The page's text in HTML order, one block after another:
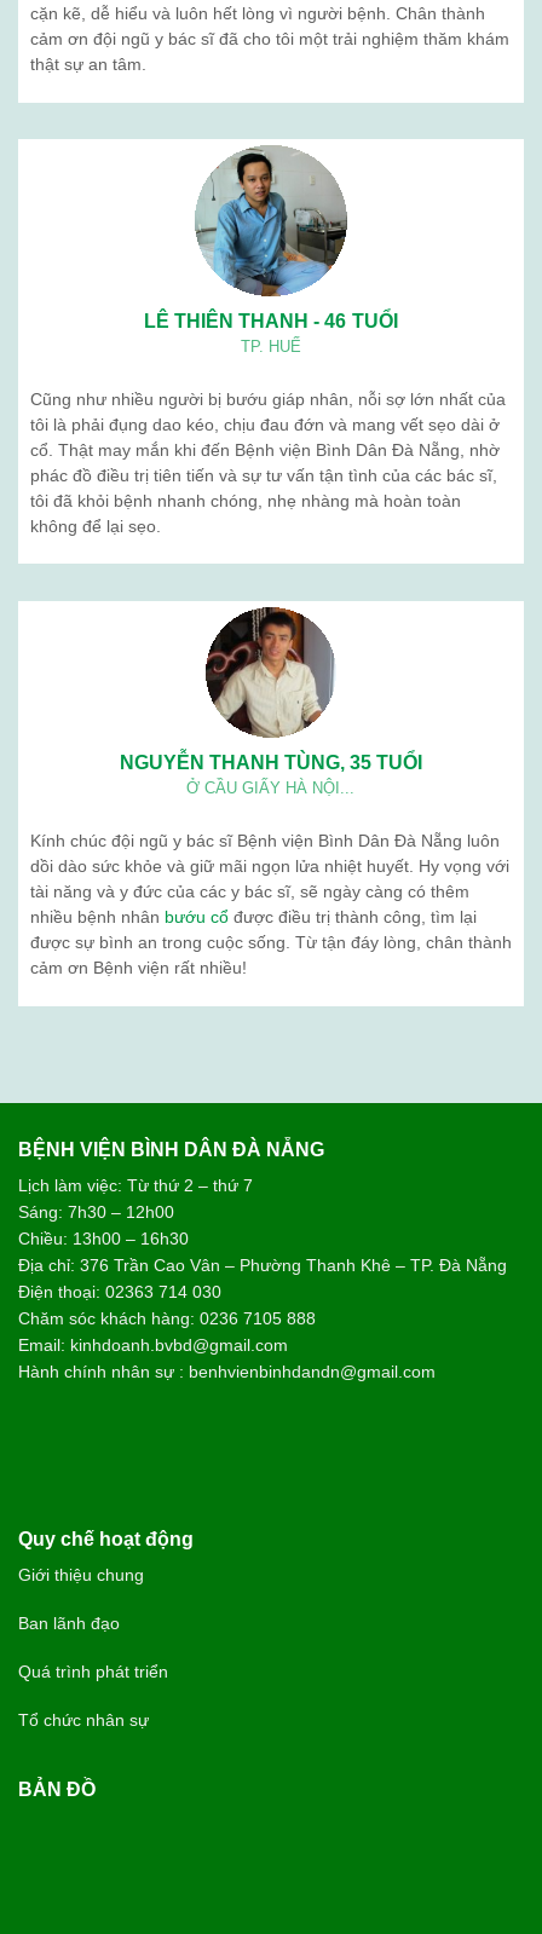
cặn kẽ, dễ hiểu và luôn hết lòng vì người bệnh. Chân thành
cảm ơn đội ngũ y bác sĩ đã cho tôi một trải nghiệm thăm khám
thật sự an tâm.
LÊ THIÊN THANH - 46 TUỔI
TP. HUẾ
Cũng như nhiều người bị bướu giáp nhân, nỗi sợ lớn nhất của
tôi là phải đụng dao kéo, chịu đau đớn và mang vết sẹo dài ở
cổ. Thật may mắn khi đến Bệnh viện Bình Dân Đà Nẵng, nhờ
phác đồ điều trị tiên tiến và sự tư vấn tận tình của các bác sĩ,
tôi đã khỏi bệnh nhanh chóng, nhẹ nhàng mà hoàn toàn
không để lại sẹo.
NGUYỄN THANH TÙNG, 35 TUỔI
Ở CẦU GIẤY HÀ NỘI...
Kính chúc đội ngũ y bác sĩ Bệnh viện Bình Dân Đà Nẵng luôn
dồi dào sức khỏe và giữ mãi ngọn lửa nhiệt huyết. Hy vọng với
tài năng và y đức của các y bác sĩ, sẽ ngày càng có thêm
nhiều bệnh nhân bướu cổ được điều trị thành công, tìm lại
được sự bình an trong cuộc sống. Từ tận đáy lòng, chân thành
cảm ơn Bệnh viện rất nhiều!
BỆNH VIỆN BÌNH DÂN ĐÀ NẴNG
Lịch làm việc: Từ thứ 2 – thứ 7
Sáng: 7h30 – 12h00
Chiều: 13h00 – 16h30
Địa chỉ: 376 Trần Cao Vân – Phường Thanh Khê – TP. Đà Nẵng
Điện thoại: 02363 714 030
Chăm sóc khách hàng: 0236 7105 888
Email: kinhdoanh.bvbd@gmail.com
Hành chính nhân sự : benhvienbinhdandn@gmail.com
Quy chế hoạt động
Giới thiệu chung
Ban lãnh đạo
Quá trình phát triển
Tổ chức nhân sự
BẢN ĐỒ